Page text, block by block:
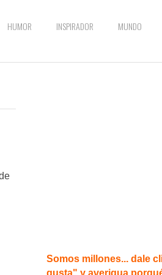
HUMOR INSPIRADOR MUNDO
Somos millones... dale
gusta" y averigua